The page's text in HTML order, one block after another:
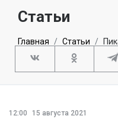
Статьи
Главная Статьи
12:00
15 августа 2021